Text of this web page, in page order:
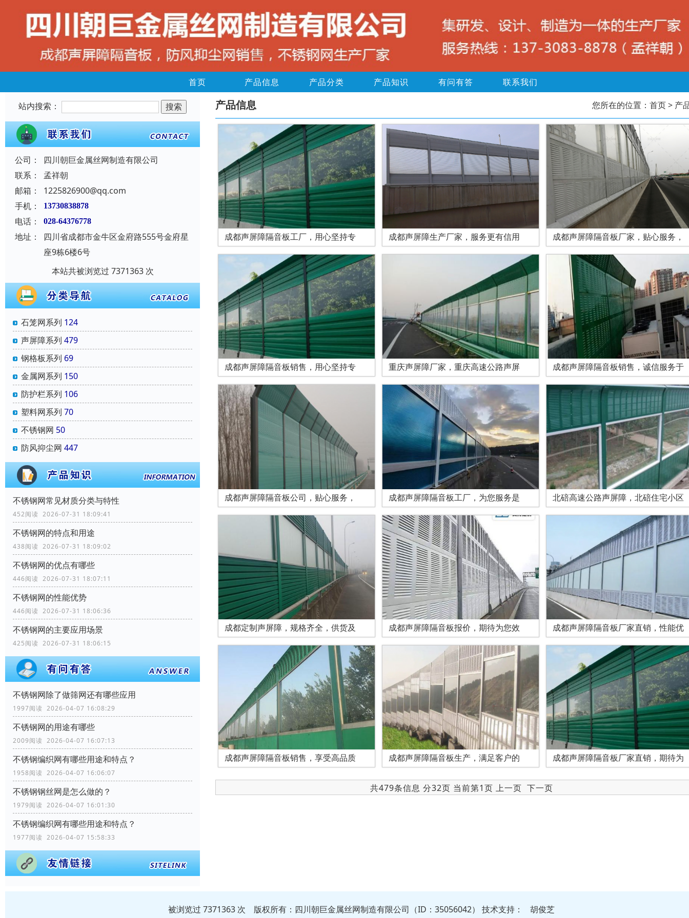
首页 产品信息 产品分类 产品知识 有问有答 联系我们
站内搜索：
公司：
四川朝巨金属丝网制造有限公司
联系：
孟祥朝
邮箱：
1225826900@qq.com
手机：
13730838878
电话： 028-64376778
地址：
四川省成都市金牛区金府路555号金府星
座9栋6楼6号
本站共被浏览过 7371363 次
石笼网系列 124
声屏障系列 479
钢格板系列 69
金属网系列 150
防护栏系列 106
塑料网系列 70
不锈钢网 50
防风抑尘网 447
不锈钢网常见材质分类与特性
452阅读 2026-07-31 18:09:41
不锈钢网的特点和用途
438阅读 2026-07-31 18:09:02
不锈钢网的优点有哪些
446阅读 2026-07-31 18:07:11
不锈钢网的性能优势
446阅读 2026-07-31 18:06:36
不锈钢网的主要应用场景
425阅读 2026-07-31 18:06:15
不锈钢网除了做筛网还有哪些应用
1997阅读 2026-04-07 16:08:29
不锈钢网的用途有哪些
2009阅读 2026-04-07 16:07:13
不锈钢编织网有哪些用途和特点？
1958阅读 2026-04-07 16:06:07
不锈钢钢丝网是怎么做的？
1979阅读 2026-04-07 16:01:30
不锈钢编织网有哪些用途和特点？
1977阅读 2026-04-07 15:58:33
产品信息 您所在的位置： 首页> 产
成都声屏障隔音板工厂，用心坚持专 成都声屏障生产厂家，服务更有信用 成都声屏障隔音板厂家，贴心服务，
成都声屏障隔音板销售，用心坚持专 重庆声屏障厂家，重庆高速公路声屏 成都声屏障隔音板销售，诚信服务于
成都声屏障隔音板公司，贴心服务， 成都声屏障隔音板工厂，为您服务是 北碚高速公路声屏障，北碚住宅小区
成都定制声屏障，规格齐全，供货及 成都声屏障隔音板报价，期待为您效 成都声屏障隔音板厂家直销，性能优
成都声屏障隔音板销售，享受高品质 成都声屏障隔音板生产，满足客户的 成都声屏障隔音板厂家直销，期待为
共479条信息 分32页 当前第1页 上一页 下一页
被浏览过 7371363 次 版权所有：四川朝巨金属丝网制造有限公司（ID：35056042） 技术支持 ： 胡俊芝